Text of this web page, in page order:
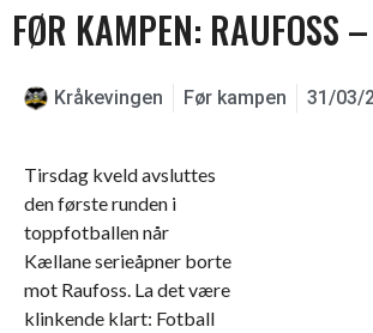
FØR KAMPEN: RAUFOSS
Kråkevingen Før kampen 31/03/
Tirsdag kveld avsluttes
den første runden i
toppfotballen når
Kællane serieåpner borte
mot Raufoss. La det være
klinkende klart: Fotball